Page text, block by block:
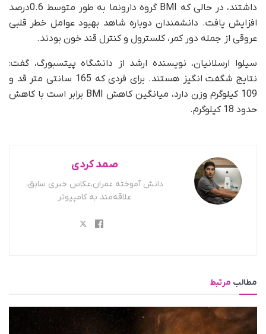
داشتند، در حالی که BMI گروه دارونما به طور متوسط 0.6درصد
افزایش یافت. دانشمندان دوباره شاهد بهبود عوامل خطر قلبی
عروقی از جمله دور کمر، کلسترول و کنترل قند خون بودند.
سیلوا ارسلانیان، نویسنده ارشد از دانشگاه پیتسبورگ، گفت:
نتایج شگفت انگیز هستند. برای فردی که 165 سانتی متر قد و
109 کیلوگرم وزن دارد، میانگین کاهش BMI برابر است با کاهش
حدود 18 کیلوگرم.
صمد کردی
دانش آموخته عمران،عکاس خبری سابق،
علاقه‌مند به کامپیوتر
مطالب مرتبط